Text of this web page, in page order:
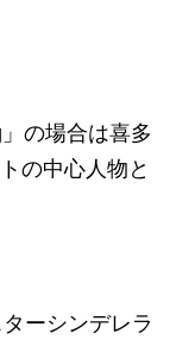
の場合は喜多
の中心人物と
ーシンデレラ